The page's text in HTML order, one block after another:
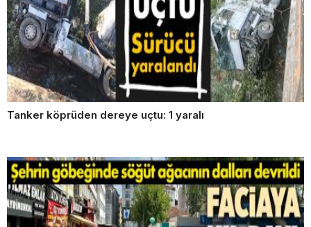
Tanker köprüden dereye uçtu: 1 yaralı